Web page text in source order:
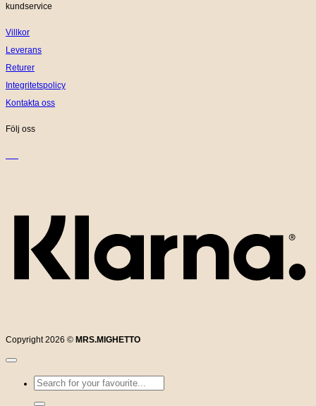
kundservice
Villkor
Leverans
Returer
Integritetspolicy
Kontakta oss
Följ oss
Copyright 2026 © MRS.MIGHETTO
Sök
efter: